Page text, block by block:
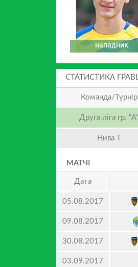
нападник
СТАТИСТИКА
Команда/Турнір
Друга ліга гр. "А"
Нива Т
МАТЧІ
Дата
05.08.2017
09.08.2017
30.08.2017
03.09.2017